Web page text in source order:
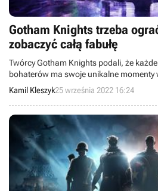
Gotham Knights trzeba
zobaczyć całą fabułę
Twórcy Gotham Knights podali, że
bohaterów ma swoje unikalne momenty
aby poznać fabułę w pełni, będziemy
Kamil Kleszyk25 września 2022 16:24